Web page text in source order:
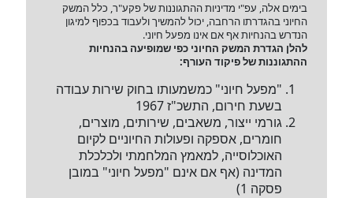
בימים אלה, עפ"י מדיניות ההתגוננות של פקע"ר, כלל המשק
החיוני בהגדרתו הרחבה, יכול להמשיך ולעבוד בכפוף למיגון
הנדרש בהנחיות אף אם אינו מפעל חיוני.
להלן הגדרת המשק החיוני כפי שמופיעה בהנחיות
ההתגוננות של פיקוד העורף:
"מפעל חיוני" כמשמעותו בחוק שירות עבודה
בשעת חירום, התשכ"ז 1967
גורמי ייצור, משאבים, שירותים, מוצרים,
חומרים, אספקה ופעולות החיוניים לקיום
האוכלוסייה, למאמץ המלחמתי ולכלכלת
המדינה (אף אם אינם "מפעל חיוני" במובן
פסקה 1)